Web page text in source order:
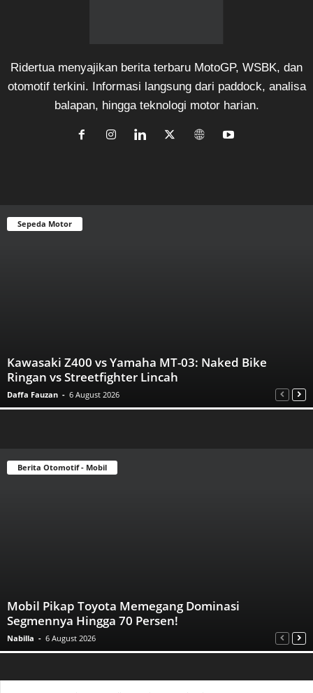
Ridertua menyajikan berita terbaru MotoGP, WSBK, dan
otomotif terkini. Informasi langsung dari paddock, analisa
balapan, hingga teknologi motor harian.
Sepeda Motor
Kawasaki Z400 vs Yamaha MT-03: Naked Bike
Ringan vs Streetfighter Lincah
Daffa Fauzan - 6 August 2026
Berita Otomotif - Mobil
Mobil Pikap Toyota Memegang Dominasi
Segmennya Hingga 70 Persen!
Nabilla - 6 August 2026